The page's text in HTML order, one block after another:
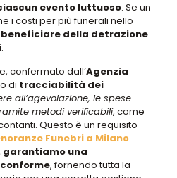
evento luttuoso. Se un
i costi per più funerali nello
della detrazione
.
confermato dall’Agenzia
di tracciabilità dei
all’agevolazione, le spese
metodi verificabili, come
Questo è un requisito
Funebri a Milano
garantiamo una
, fornendo tutta la